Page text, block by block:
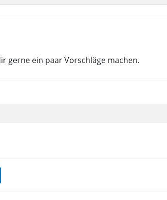
gerne ein paar Vorschläge machen.